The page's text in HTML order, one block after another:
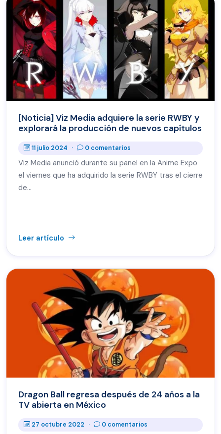
[Noticia] Viz Media adquiere la serie RWBY y
explorará la producción de nuevos capítulos
11 julio 2024 · 0 comentarios
Viz Media anunció durante su panel en la Anime Expo
el viernes que ha adquirido la serie RWBY tras el cierre
de…
Leer artículo
Dragon Ball regresa después de 24 años a la
TV abierta en México
27 octubre 2022 · 0 comentarios